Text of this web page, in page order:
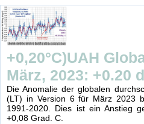
+0,20°C)UAH
März, 2023: +0.20
Die Anomalie der globalen
(LT) in Version 6 für März 2023
1991-2020. Dies ist ein Anstieg
+0,08 Grad. C.